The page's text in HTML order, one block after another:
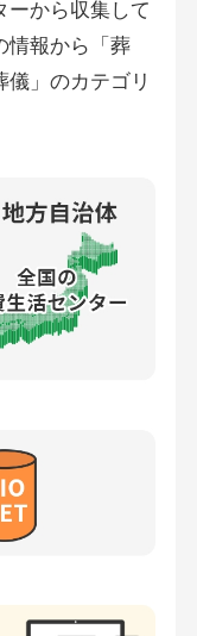
ーから収集して
情報から「葬
」のカテゴリ